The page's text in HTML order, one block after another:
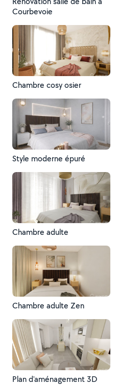
Courbevoie
Chambre cosy osier
Style moderne épuré
Chambre adulte
Chambre adulte Zen
Plan d'aménagement 3D